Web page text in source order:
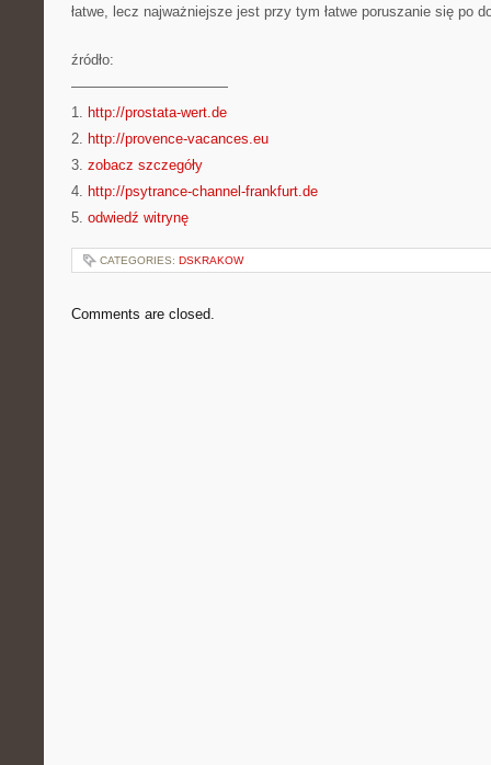
łatwe, lecz najważniejsze jest przy tym łatwe poruszanie się po
źródło:
———————————
1. http://prostata-wert.de
2. http://provence-vacances.eu
3. zobacz szczegóły
4. http://psytrance-channel-frankfurt.de
5. odwiedź witrynę
CATEGORIES: DSKRAKOW
Comments are closed.